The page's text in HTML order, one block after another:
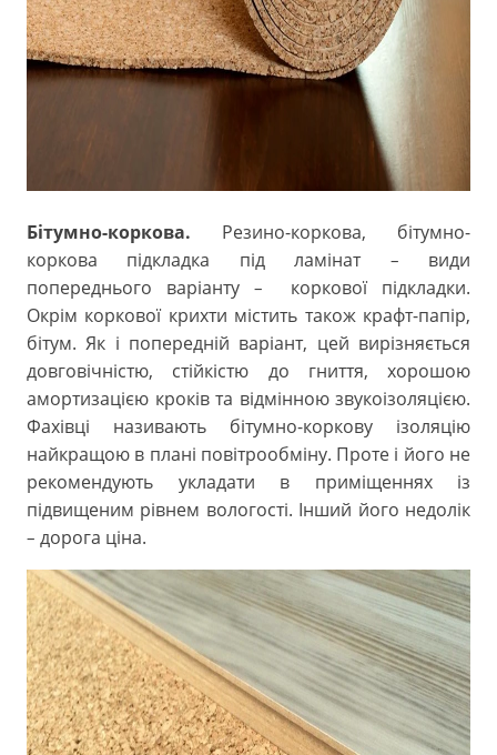
Бітумно-коркова. Резино-коркова, бітумно-
коркова підкладка під ламінат – види
попереднього варіанту – коркової підкладки.
Окрім коркової крихти містить також крафт-папір,
бітум. Як і попередній варіант, цей вирізняється
довговічністю, стійкістю до гниття, хорошою
амортизацією кроків та відмінною звукоізоляцією.
Фахівці називають бітумно-коркову ізоляцію
найкращою в плані повітрообміну. Проте і його не
рекомендують укладати в приміщеннях із
підвищеним рівнем вологості. Інший його недолік
– дорога ціна.